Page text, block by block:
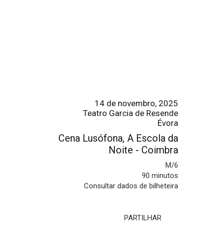
14 de novembro, 2025
Teatro Garcia de Resende
Évora
Cena Lusófona, A Escola da
Noite - Coimbra
M/6
90 minutos
Consultar dados de bilheteira
PARTILHAR